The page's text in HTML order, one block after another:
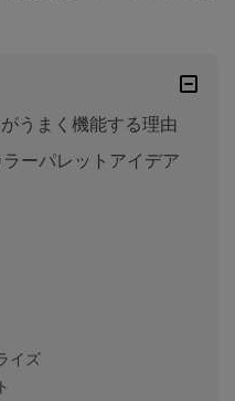
うまく機能する理由
ーパレットアイデア
イズ